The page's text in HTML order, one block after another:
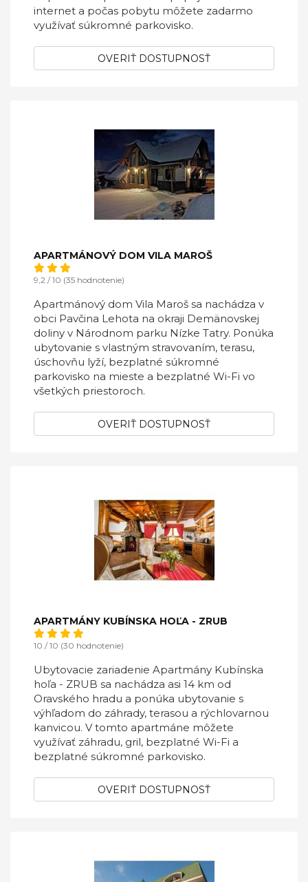
internet a počas pobytu môžete zadarmo
využívať súkromné parkovisko.
OVERIŤ DOSTUPNOSŤ
APARTMÁNOVÝ DOM VILA MAROŠ
9,2 / 10 (35 hodnotenie)
Apartmánový dom Vila Maroš sa nachádza v
obci Pavčina Lehota na okraji Demänovskej
doliny v Národnom parku Nízke Tatry. Ponúka
ubytovanie s vlastným stravovaním, terasu,
úschovňu lyží, bezplatné súkromné
parkovisko na mieste a bezplatné Wi-Fi vo
všetkých priestoroch.
OVERIŤ DOSTUPNOSŤ
APARTMÁNY KUBÍNSKA HOĽA - ZRUB
10 / 10 (30 hodnotenie)
Ubytovacie zariadenie Apartmány Kubínska
hoľa - ZRUB sa nachádza asi 14 km od
Oravského hradu a ponúka ubytovanie s
výhľadom do záhrady, terasou a rýchlovarnou
kanvicou. V tomto apartmáne môžete
využívať záhradu, gril, bezplatné Wi-Fi a
bezplatné súkromné parkovisko.
OVERIŤ DOSTUPNOSŤ